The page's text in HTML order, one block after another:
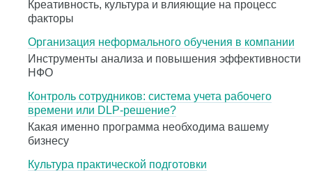
Креативность, культура и влияющие на процесс
факторы
Организация неформального обучения в компании
Инструменты анализа и повышения эффективности
НФО
Контроль сотрудников: система учета рабочего
времени или DLP-решение?
Какая именно программа необходима вашему
бизнесу
Культура практической подготовки